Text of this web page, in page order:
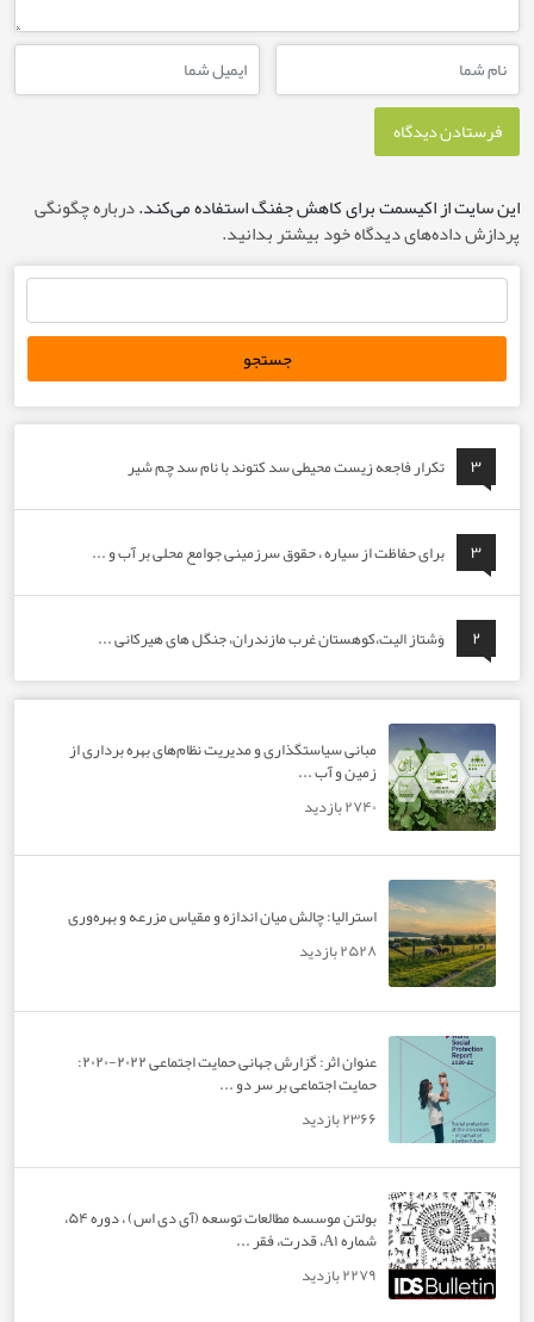
از اکیسمت برای کاهش جفنگ استفاده می‌کند.درباره چگونگی
دیدگاه خود بیشتر بدانید.
تکرار فاجعه زیست محیطی سد کتوند با نام سد چم شیر
برای حفاظت از سیاره ، حقوق سرزمینی جوامع محلی بر آب و ...
وَشتاز الیت،کوهستان غرب مازندران، جنگل های هیرکانی ...
مبانی سیاستگذاری و مدیریت نظام‌های بهره‌ برداری از
زمین و آب ...
۲۷۴۰ بازدید
استرالیا: چالش میان اندازه و مقیاس مزرعه و بهره‌وری
۲۵۲۸ بازدید
حمایت اجتماعی بر سر دو ...
۲۳۶۶ بازدید
بولتن موسسه مطالعات توسعه (آی دی اس) ، دوره ۵۴،
شماره A۱، قدرت، فقر ...
۲۲۷۹ بازدید